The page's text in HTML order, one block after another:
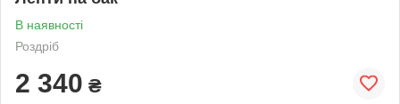
В наявності
Роздріб
2 340 ₴